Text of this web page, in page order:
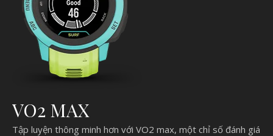
VO2 MAX
Tập luyện thông minh hơn với VO2 max, một chỉ số đánh giá